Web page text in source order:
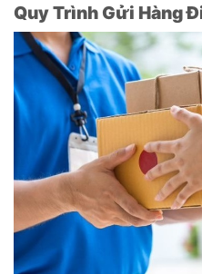
Quy Trình Gửi Hàng